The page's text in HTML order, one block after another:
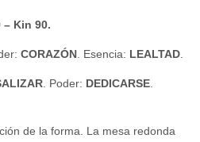
– Kin 90.
CORAZÓN. Esencia: LEALTAD.
. Poder: DEDICARSE.
de la forma. La mesa redonda